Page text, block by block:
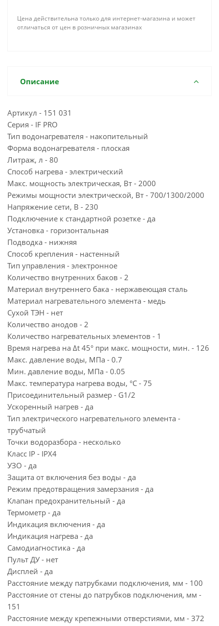
Цена действительна только для интернет-магазина и может
отличаться от цен в розничных магазинах
Описание
Артикул - 151 031
Серия - IF PRO
Тип водонагревателя - накопительный
Форма водонагревателя - плоская
Литраж, л - 80
Способ нагрева - электрический
Макс. мощность электрическая, Вт - 2000
Режимы мощности электрической, Вт - 700/1300/2000
Напряжение сети, В - 230
Подключение к стандартной розетке - да
Установка - горизонтальная
Подводка - нижняя
Способ крепления - настенный
Тип управления - электронное
Количество внутренних баков - 2
Материал внутреннего бака - нержавеющая сталь
Материал нагревательного элемента - медь
Сухой ТЭН - нет
Количество анодов - 2
Количество нагревательных элементов - 1
Время нагрева на ∆t 45° при макс. мощности, мин. - 126
Макс. давление воды, МПа - 0.7
Мин. давление воды, МПа - 0.05
Макс. температура нагрева воды, °С - 75
Присоединительный размер - G1/2
Ускоренный нагрев - да
Тип электрического нагревательного элемента -
трубчатый
Точки водоразбора - несколько
Класс IP - IPX4
УЗО - да
Защита от включения без воды - да
Режим предотвращения замерзания - да
Клапан предохранительный - да
Термометр - да
Индикация включения - да
Индикация нагрева - да
Самодиагностика - да
Пульт ДУ - нет
Дисплей - да
Расстояние между патрубками подключения, мм - 100
Расстояние от стены до патрубков подключения, мм -
151
Расстояние между крепежными отверстиями, мм - 372